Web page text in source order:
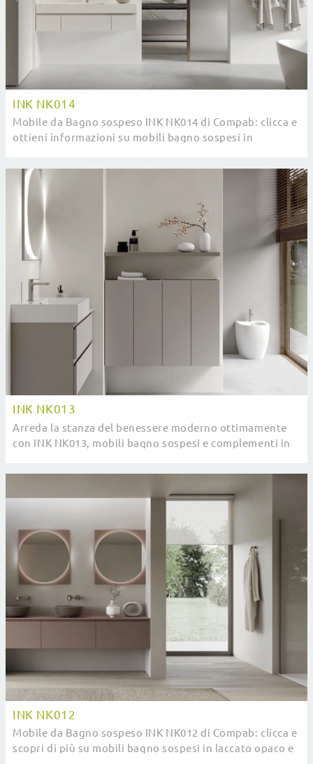
INK NK014
Mobile da Bagno sospeso INK NK014 di Compab: clicca e
ottieni informazioni su mobili bagno sospesi in
INK NK013
Arreda la stanza del benessere moderno ottimamente
con INK NK013, mobili bagno sospesi e complementi in
INK NK012
Mobile da Bagno sospeso INK NK012 di Compab: clicca e
scopri di più su mobili bagno sospesi in laccato opaco e